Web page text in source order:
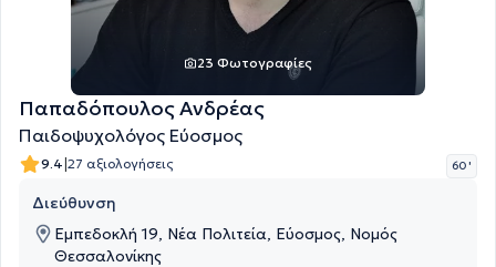
23 Φωτογραφίες
Παπαδόπουλος Ανδρέας
Παιδοψυχολόγος Εύοσμος
9.4|27 αξιολογήσεις 60 '
Διεύθυνση
Εμπεδοκλή 19, Νέα Πολιτεία, Εύοσμος, Νομός
Θεσσαλονίκης